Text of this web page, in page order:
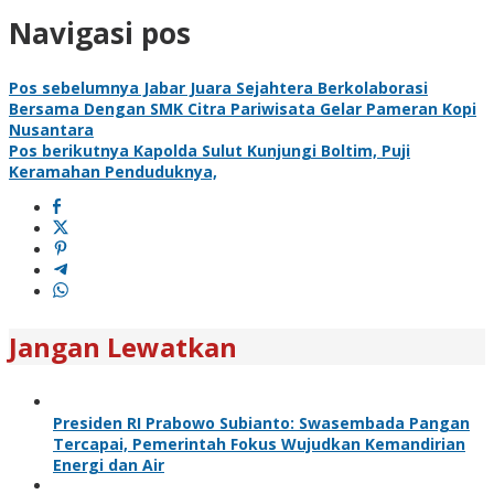
Navigasi pos
Pos sebelumnya Jabar Juara Sejahtera Berkolaborasi
Bersama Dengan SMK Citra Pariwisata Gelar Pameran Kopi
Nusantara
Pos berikutnya Kapolda Sulut Kunjungi Boltim, Puji
Keramahan Penduduknya,
Jangan Lewatkan
Presiden RI Prabowo Subianto: Swasembada Pangan
Tercapai, Pemerintah Fokus Wujudkan Kemandirian
Energi dan Air